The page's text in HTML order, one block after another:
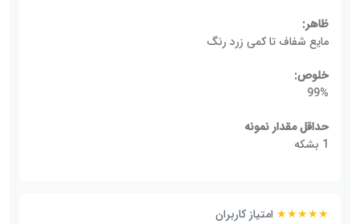
ظاهر:
مایع شفاف تا کمی زرد رنگ
خلوص:
99%
حداقل مقدار نمونه
1 بشکه
★★★★★ امتیاز کاربران